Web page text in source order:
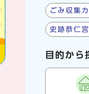
ごみ収集
史跡恭仁
目的から